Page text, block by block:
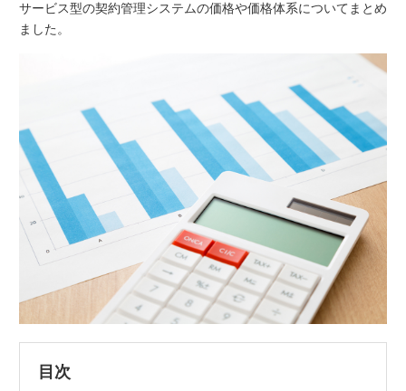
サービス型の契約管理システムの価格や価格体系についてまとめ
ました。
目次